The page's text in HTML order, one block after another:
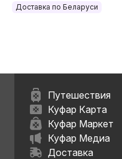
обл.
Доставка по Беларуси
Путешествия
Куфар Карта
Куфар Маркет
Куфар Медиа
Доставка